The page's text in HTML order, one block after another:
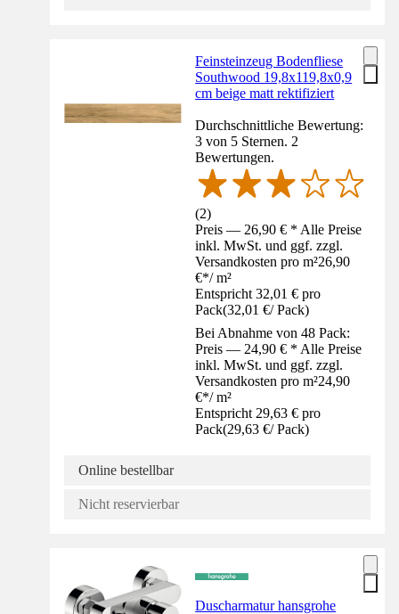
Feinsteinzeug Bodenfliese
Southwood 19,8x119,8x0,9
cm beige matt rektifiziert
Durchschnittliche Bewertung:
3 von 5 Sternen. 2
Bewertungen.
(2)
Preis — 26,90 € * Alle Preise
inkl. MwSt. und ggf. zzgl.
Versandkosten pro m²26,90
€*/ m²
Entspricht 32,01 € pro
Pack(32,01 €/ Pack)
Bei Abnahme von 48 Pack:
Preis — 24,90 € * Alle Preise
inkl. MwSt. und ggf. zzgl.
Versandkosten pro m²24,90
€*/ m²
Entspricht 29,63 € pro
Pack(29,63 €/ Pack)
Online bestellbar
Nicht reservierbar
Duscharmatur hansgrohe